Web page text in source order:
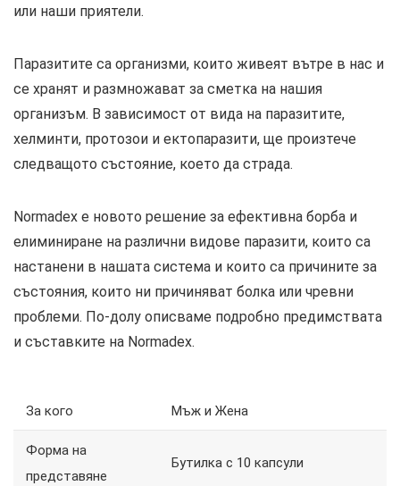
или наши приятели.
Паразитите са организми, които живеят вътре в нас и
се хранят и размножават за сметка на нашия
организъм. В зависимост от вида на паразитите,
хелминти, протозои и ектопаразити, ще произтече
следващото състояние, което да страда.
Normadex е новото решение за ефективна борба и
елиминиране на различни видове паразити, които са
настанени в нашата система и които са причините за
състояния, които ни причиняват болка или чревни
проблеми. По-долу описваме подробно предимствата
и съставките на Normadex.
За кого Мъж и Жена
Форма на
представяне
Бутилка с 10 капсули